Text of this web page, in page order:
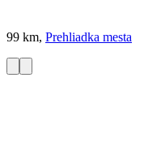
99 km, Prehliadka mesta